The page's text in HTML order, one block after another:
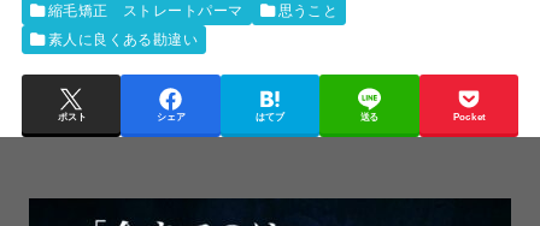
縮毛矯正 ストレートパーマ
思うこと
素人に良くある勘違い
ポスト シェア はてブ 送る Pocket